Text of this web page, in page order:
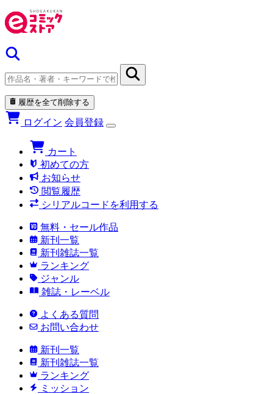
履歴を全て削除する
ログイン 会員登録
カート
初めての方
お知らせ
閲覧履歴
シリアルコードを利用する
無料・セール作品
新刊一覧
新刊雑誌一覧
ランキング
ジャンル
雑誌・レーベル
よくある質問
お問い合わせ
新刊一覧
新刊雑誌一覧
ランキング
ミッション